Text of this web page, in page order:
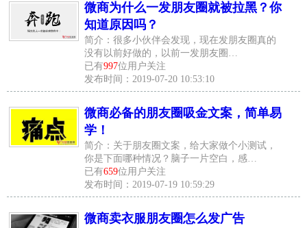
微商为什么一发朋友圈就被拉黑？你
知道原因吗？
简介：很多小伙伴会发现，现在发朋友圈真的
没有以前好做的，以前一发朋友圈…
已有997位用户关注
发布时间：2019-07-20 10:53:10
微商必备的朋友圈吸金文案，简单易
学！
简介：关于朋友圈文案，给大家做个小测试，
你是下面哪种情况？脑子一片空白，感…
已有659位用户关注
发布时间：2019-07-19 10:59:29
微商卖衣服朋友圈怎么发广告